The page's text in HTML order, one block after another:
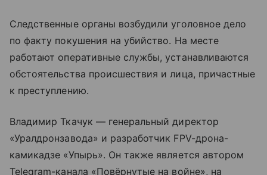
Следственные органы возбудили уголовное дело
по факту покушения на убийство. На месте
работают оперативные службы, устанавливаются
обстоятельства происшествия и лица, причастные
к преступлению.
Владимир Ткачук — генеральный директор
«Уралдронзавода» и разработчик FPV-дрона-
камикадзе «Упырь». Он также является автором
Telegram-канала «Повёрнутые на войне», на